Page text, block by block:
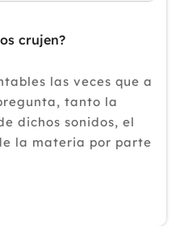
crujen?
las veces que a
tanto la
dichos sonidos, el
la materia por parte
o malo, hoy intenta...